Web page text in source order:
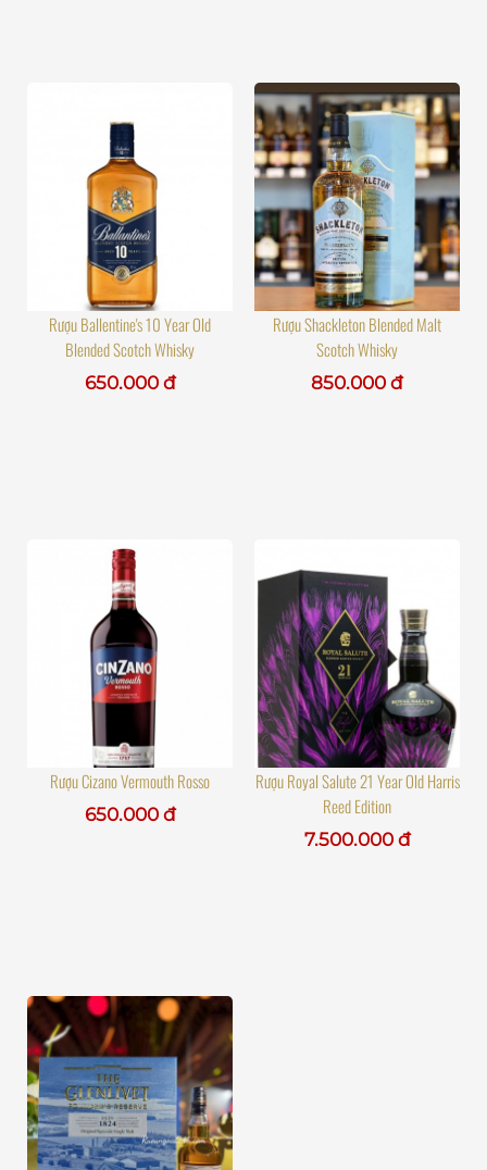
Rượu Ballentine's 10 Year Old
Blended Scotch Whisky
650.000 đ
Rượu Shackleton Blended Malt
Scotch Whisky
850.000 đ
Rượu Cizano Vermouth Rosso
650.000 đ
Rượu Royal Salute 21 Year Old Harris
Reed Edition
7.500.000 đ